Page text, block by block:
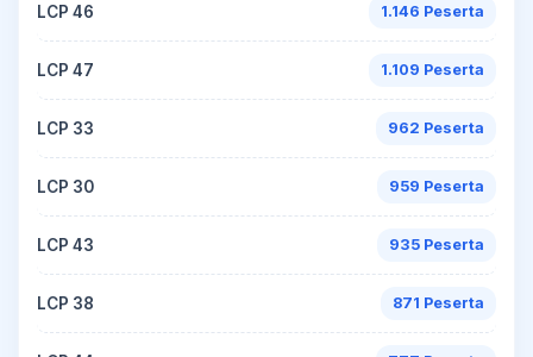
LCP 46 1.146 Peserta
LCP 47 1.109 Peserta
LCP 33 962 Peserta
LCP 30 959 Peserta
LCP 43 935 Peserta
LCP 38 871 Peserta